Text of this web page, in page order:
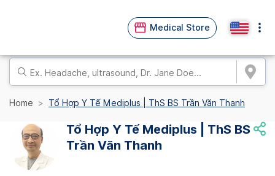
Medical Store
Home Tổ Hợp Y Tế Mediplus | ThS BS Trần Văn Thanh
Tổ Hợp Y Tế Mediplus | ThS BS
Trần Văn Thanh